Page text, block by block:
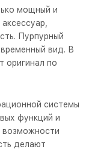
мощный и
Пурпурный
вид. В
оригинал по
системы
функций и
возможности
делают